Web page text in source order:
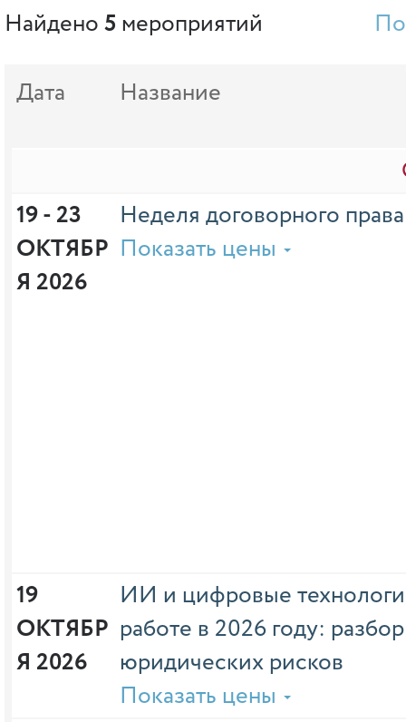
Найдено5 мероприятий
Дата
Название
19 - 23
ОКТЯБР
Я 2026
Неделя договорного права
Показать цены
19
ОКТЯБР
Я 2026
ИИ и цифровые
работе в 2026 году:
юридических рисков
Показать цены